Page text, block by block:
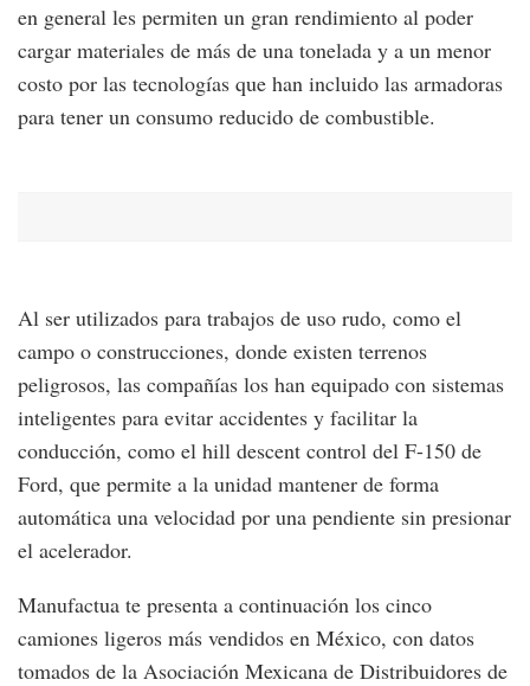
en general les permiten un gran rendimiento al poder
cargar materiales de más de una tonelada y a un menor
costo por las tecnologías que han incluido las armadoras
para tener un consumo reducido de combustible.
Al ser utilizados para trabajos de uso rudo, como el
campo o construcciones, donde existen terrenos
peligrosos, las compañías los han equipado con sistemas
inteligentes para evitar accidentes y facilitar la
conducción, como el hill descent control del F-150 de
Ford, que permite a la unidad mantener de forma
automática una velocidad por una pendiente sin presionar
el acelerador.
Manufactua te presenta a continuación los cinco
camiones ligeros más vendidos en México, con datos
tomados de la Asociación Mexicana de Distribuidores de